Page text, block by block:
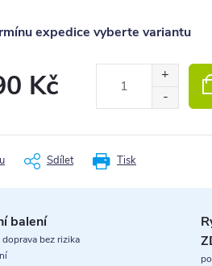
expedice vyberte variantu
Kč
Tisk
Sdílet
balení
doprava bez rizika